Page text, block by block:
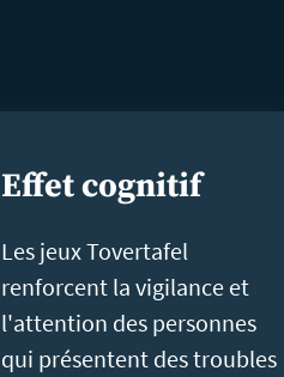
Effet cognitif
Les jeux Tovertafel
renforcent la vigilance et
l'attention des personnes
qui présentent des troubles